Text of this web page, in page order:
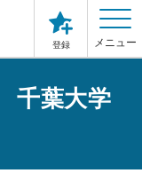
登録 メニュー
千葉大学